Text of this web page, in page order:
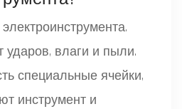
ударов, влаги и пыли.
специальные ячейки,
инструмент и